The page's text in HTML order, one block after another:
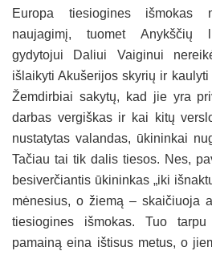
Europa tiesiogines išmokas
naujagimį, tuomet Anykščių
gydytojui Daliui Vaiginui
išlaikyti Akušerijos skyrių ir
Žemdirbiai sakytų, kad jie yra
darbas vergiškas ir kai kitų
nustatytas valandas, ūkininkai
Tačiau tai tik dalis tiesos. Nes,
besiverčiantis ūkininkas „iki
mėnesius, o žiemą – skaičiuoja
tiesiogines išmokas. Tuo
pamainą eina ištisus metus, o